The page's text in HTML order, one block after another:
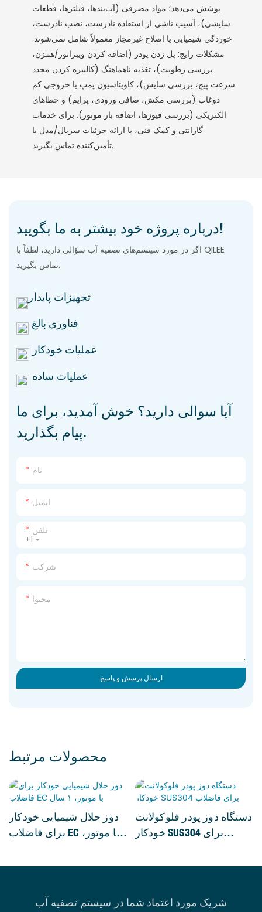
پوشش می‌دهد؛ مواد مصرفی (آب‌بندها، فیلترها، قطعات
سایشی)، آسیب ناشی از استفاده نادرست، نصب نادرست،
خوردگی شیمیایی یا اصلاح غیرمجاز معمولاً شامل نمی‌شوند.
مشکلات رایج: پل زدن پودر (اضافه کردن ویبراتور/همزن،
بررسی رطوبت)، تغذیه ناهماهنگ (کالیبره کردن مجدد
سرعت پیچ، بررسی سایش)، کاویتاسیون پمپ یا خروجی کم
دوغاب (بررسی مکش، صافی ورودی، پرایم) و خطاهای
الکتریکی (بررسی فیوزها، اضافه بار موتور). برای خدمات
گارانتی و کمک فنی، با ارائه جزئیات سریال/مدل با
تأمین‌کننده تماس بگیرید.
درباره پروژه خود بیشتر به ما بگویید!
اگر در مورد سیستم‌های تصفیه آب سؤالی دارید، لطفاً با QILEE
تماس بگیرید.
تجهیزات پایدار
فناوری بالغ
عملیات خودکار
عملیات ساده
آیا سوالی دارید؟ خوش آمدید، برای ما
پیام بگذارید.
نام
ایمیل
+1
تلفن
شرکت
محتوا
ارسال پرسش و پاسخ
محصولات مرتبط
دوز حلال شیمیایی خودکار
برای فاضلاب EC با موتور،
دستگاه دوز پودر فلوکولانت
خودکار SUS304 برای
شریک مورد اعتماد شما در سیستم تصفیه آب